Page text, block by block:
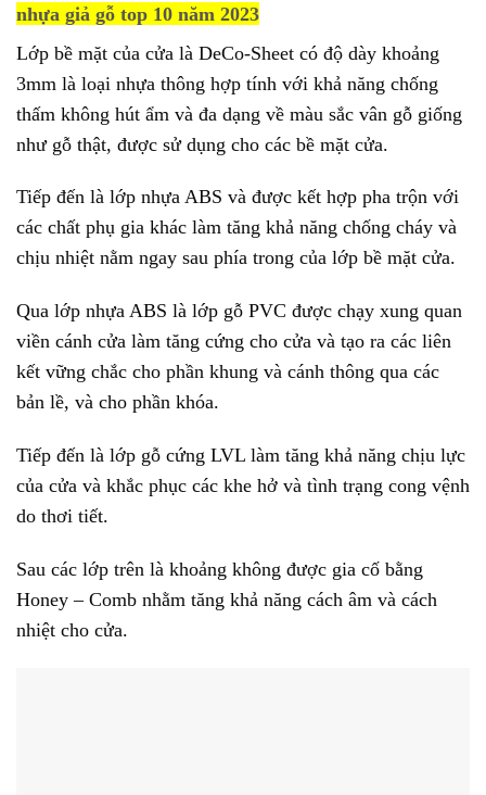
nhựa giả gỗ top 10 năm 2023
Lớp bề mặt của cửa là DeCo-Sheet có độ dày khoảng
3mm là loại nhựa thông hợp tính với khả năng chống
thấm không hút ẩm và đa dạng về màu sắc vân gỗ giống
như gỗ thật, được sử dụng cho các bề mặt cửa.
Tiếp đến là lớp nhựa ABS và được kết hợp pha trộn với
các chất phụ gia khác làm tăng khả năng chống cháy và
chịu nhiệt nằm ngay sau phía trong của lớp bề mặt cửa.
Qua lớp nhựa ABS là lớp gỗ PVC được chạy xung quan
viền cánh cửa làm tăng cứng cho cửa và tạo ra các liên
kết vững chắc cho phần khung và cánh thông qua các
bản lề, và cho phần khóa.
Tiếp đến là lớp gỗ cứng LVL làm tăng khả năng chịu lực
của cửa và khắc phục các khe hở và tình trạng cong vệnh
do thơi tiết.
Sau các lớp trên là khoảng không được gia cố bằng
Honey – Comb nhằm tăng khả năng cách âm và cách
nhiệt cho cửa.